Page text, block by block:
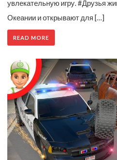
увлекательную игру. #Друзья
Океании и открывают для […]
READ MORE